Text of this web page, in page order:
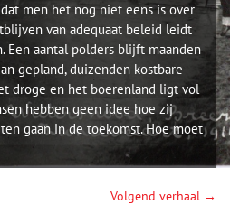
men het nog niet eens is over
van adequaat beleid leidt
Een aantal polders blijft maanden
gepland, duizenden kostbare
droge en het boerenland ligt vol
hebben geen idee hoe zij
gaan in de toekomst. Hoe moet
Volgend verhaal →